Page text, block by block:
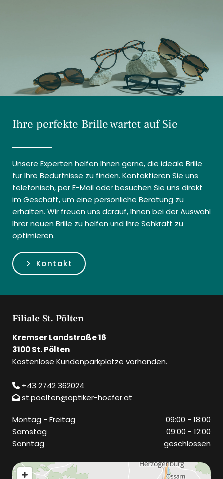
Ihre perfekte Brille wartet auf Sie
Unsere Experten helfen Ihnen gerne, die ideale Brille
für Ihre Bedürfnisse zu finden. Kontaktieren Sie uns
telefonisch, per E-Mail oder besuchen Sie uns direkt
im Geschäft, um eine persönliche Beratung zu
erhalten. Wir freuen uns darauf, Ihnen bei der Auswahl
Ihrer neuen Brille zu helfen und Ihre Sehkraft zu
optimieren.
Kontakt
Filiale St. Pölten
Kremser Landstraße 16
3100 St. Pölten
Kostenlose Kundenparkplätze vorhanden.
 +43 2742 362024
 st.poelten@optiker-hoefer.at
Montag - Freitag
09:00 - 18:00
Samstag
09:00 - 12:00
Sonntag
geschlossen